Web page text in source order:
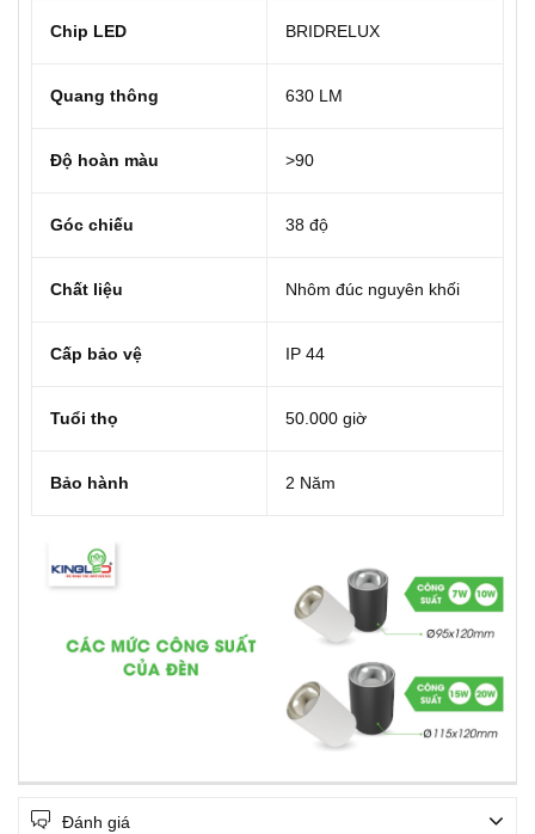
Chip LED BRIDRELUX
Quang thông 630 LM
Độ hoàn màu >90
Góc chiếu 38 độ
Chất liệu Nhôm đúc nguyên khối
Cấp bảo vệ IP 44
Tuổi thọ 50.000 giờ
Bảo hành 2 Năm
Đánh giá